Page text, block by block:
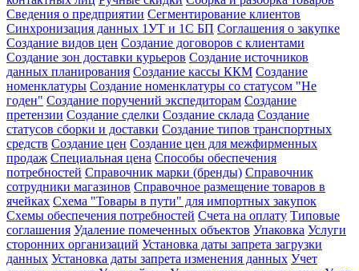
Сведения о предприятии Сегментирование клиентов
Синхронизация данных 1УТ и 1С БП Соглашения о закупке
Создание видов цен Создание договоров с клиентами
Создание зон доставки курьеров Создание источников
данных планирования Создание кассы ККМ Создание
номенклатуры Создание номенклатуры со статусом "Не
годен" Создание поручений экспедиторам Создание
претензии Создание сделки Создание склада Создание
статусов сборки и доставки Создание типов транспортных
средств Создание цен Создание цен для межфирменных
продаж Специальная цена Способы обеспечения
потребностей Справочник марки (бренды) Справочник
сотрудники магазинов Справочное размещение товаров в
ячейках Схема "Товары в пути" для импортных закупок
Схемы обеспечения потребностей Счета на оплату Типовые
соглашения Удаление помеченных объектов Упаковка Услуги
сторонних организаций Установка даты запрета загрузки
данных Установка даты запрета изменения данных Учет